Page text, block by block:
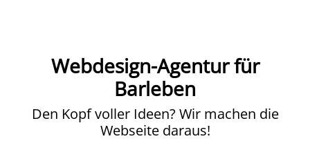
Webdesign-Agentur für
Barleben
Den Kopf voller Ideen? Wir machen die
Webseite daraus!